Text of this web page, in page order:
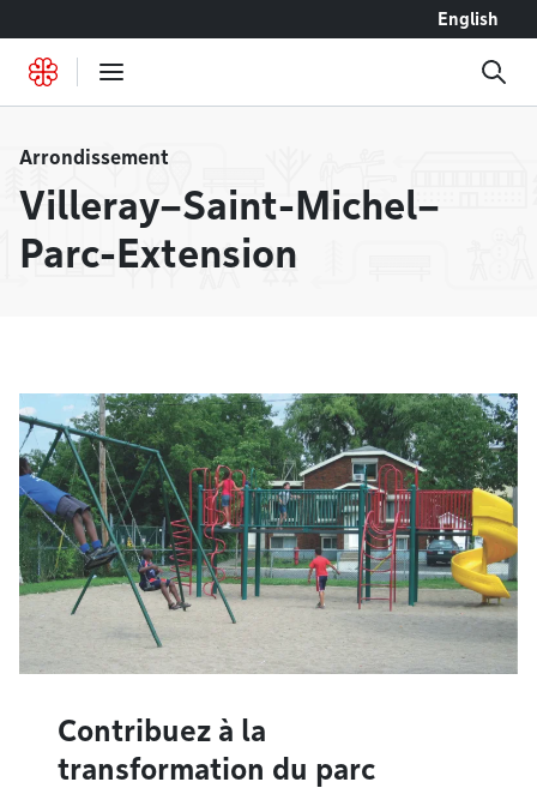
English
Arrondissement
Villeray–Saint-Michel–
Parc-Extension
À la une
Contribuez à la
transformation du parc